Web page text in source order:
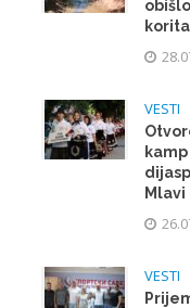
VESTI
Mlavi
VESTI